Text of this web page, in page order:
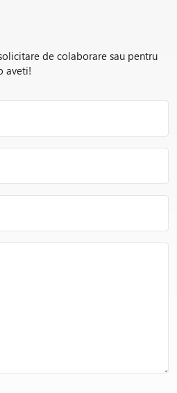
de colaborare sau pentru
aveti!